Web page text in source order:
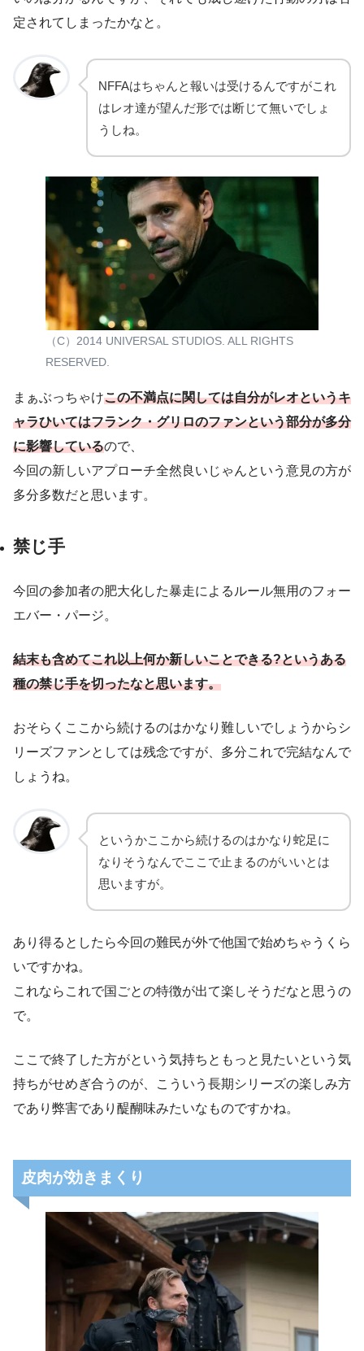
定されてしまったかなと。
NFFAはちゃんと報いは受けるんですがこれ
はレオ達が望んだ形では断じて無いでしょ
うしね。
（C）2014 UNIVERSAL STUDIOS. ALL RIGHTS
RESERVED.
まぁぶっちゃけこの不満点に関しては自分がレオというキ
ャラひいてはフランク・グリロのファンという部分が多分
に影響しているので、
今回の新しいアプローチ全然良いじゃんという意見の方が
多分多数だと思います。
禁じ手
今回の参加者の肥大化した暴走によるルール無用のフォー
エバー・パージ。
結末も含めてこれ以上何か新しいことできる?というある
種の禁じ手を切ったなと思います。
おそらくここから続けるのはかなり難しいでしょうからシ
リーズファンとしては残念ですが、多分これで完結なんで
しょうね。
というかここから続けるのはかなり蛇足に
なりそうなんでここで止まるのがいいとは
思いますが。
あり得るとしたら今回の難民が外で他国で始めちゃうくら
いですかね。
これならこれで国ごとの特徴が出て楽しそうだなと思うの
で。
ここで終了した方がという気持ちともっと見たいという気
持ちがせめぎ合うのが、こういう長期シリーズの楽しみ方
であり弊害であり醍醐味みたいなものですかね。
皮肉が効きまくり